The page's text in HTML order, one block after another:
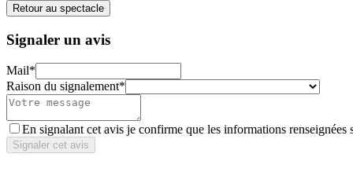
Retour au spectacle
Signaler un avis
Mail*
Raison du signalement*
En signalant cet avis je confirme que les informations renseignées
Signaler cet avis